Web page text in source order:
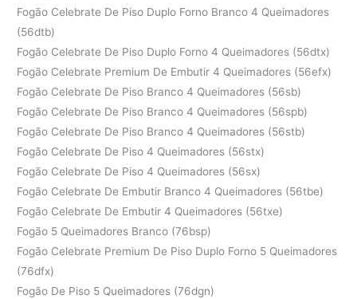
Fogão Celebrate De Piso Duplo Forno Branco 4 Queimadores
(56dtb)
Fogão Celebrate De Piso Duplo Forno 4 Queimadores (56dtx)
Fogão Celebrate Premium De Embutir 4 Queimadores (56efx)
Fogão Celebrate De Piso Branco 4 Queimadores (56sb)
Fogão Celebrate De Piso Branco 4 Queimadores (56spb)
Fogão Celebrate De Piso Branco 4 Queimadores (56stb)
Fogão Celebrate De Piso 4 Queimadores (56stx)
Fogão Celebrate De Piso 4 Queimadores (56sx)
Fogão Celebrate De Embutir Branco 4 Queimadores (56tbe)
Fogão Celebrate De Embutir 4 Queimadores (56txe)
Fogão 5 Queimadores Branco (76bsp)
Fogão Celebrate Premium De Piso Duplo Forno 5 Queimadores
(76dfx)
Fogão De Piso 5 Queimadores (76dgn)